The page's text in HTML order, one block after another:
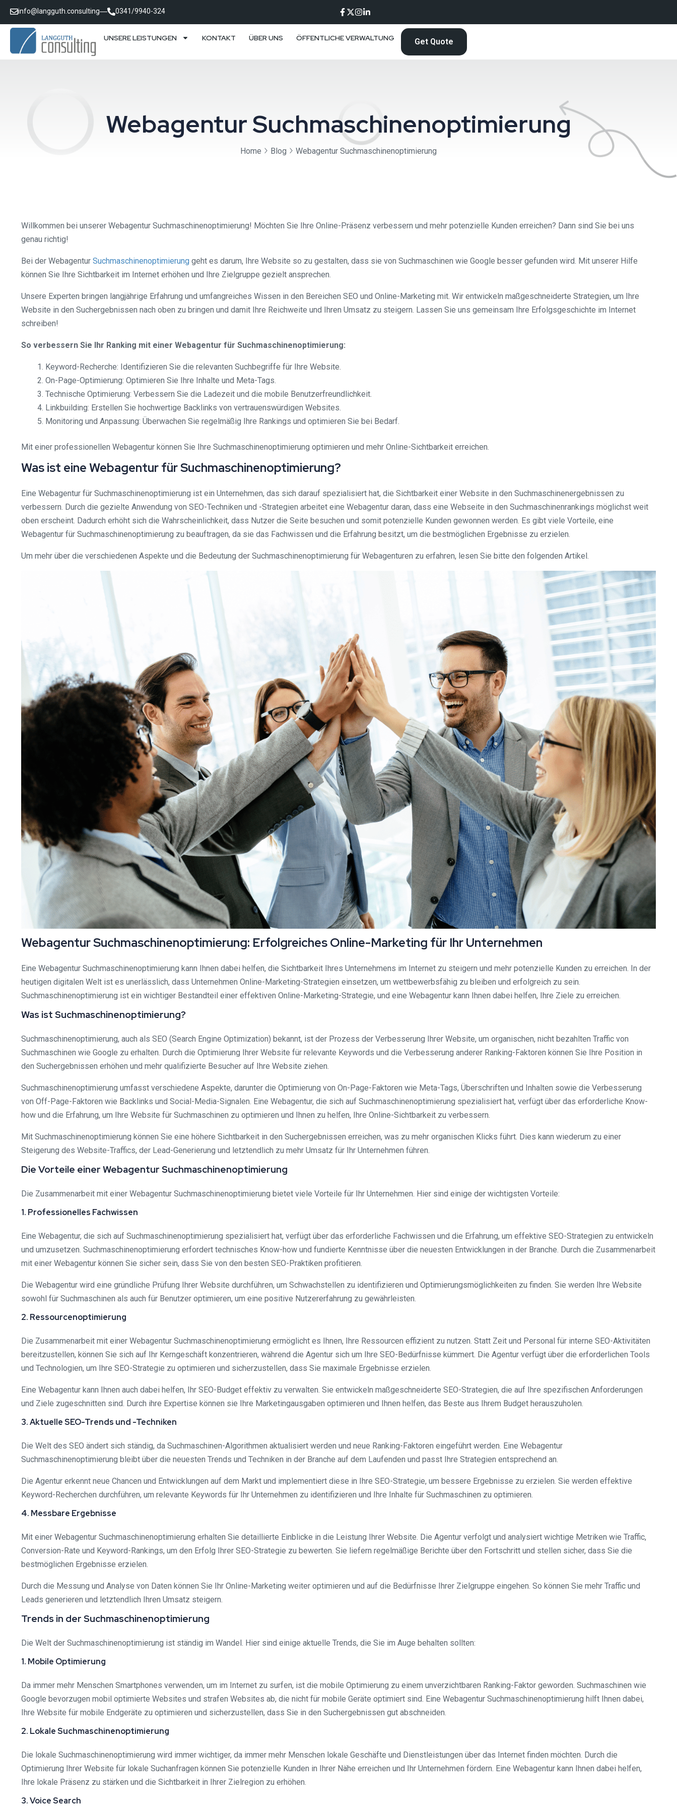
info@langguth.consulting 0341/9940-324
UNSERE LEISTUNGEN KONTAKT ÜBER UNS ÖFFENTLICHE VERWALTUNG Get Quote
Webagentur Suchmaschinenoptimierung
Home Blog Webagentur Suchmaschinenoptimierung
Willkommen bei unserer Webagentur Suchmaschinenoptimierung! Möchten Sie Ihre Online-Präsenz verbessern und mehr potenzielle Kunden erreichen? Dann sind Sie bei uns
genau richtig!
Bei der Webagentur Suchmaschinenoptimierung geht es darum, Ihre Website so zu gestalten, dass sie von Suchmaschinen wie Google besser gefunden wird. Mit unserer Hilfe
können Sie Ihre Sichtbarkeit im Internet erhöhen und Ihre Zielgruppe gezielt ansprechen.
Unsere Experten bringen langjährige Erfahrung und umfangreiches Wissen in den Bereichen SEO und Online-Marketing mit. Wir entwickeln maßgeschneiderte Strategien, um Ihre
Website in den Suchergebnissen nach oben zu bringen und damit Ihre Reichweite und Ihren Umsatz zu steigern. Lassen Sie uns gemeinsam Ihre Erfolgsgeschichte im Internet
schreiben!
So verbessern Sie Ihr Ranking mit einer Webagentur für Suchmaschinenoptimierung:
Keyword-Recherche: Identifizieren Sie die relevanten Suchbegriffe für Ihre Website.
On-Page-Optimierung: Optimieren Sie Ihre Inhalte und Meta-Tags.
Technische Optimierung: Verbessern Sie die Ladezeit und die mobile Benutzerfreundlichkeit.
Linkbuilding: Erstellen Sie hochwertige Backlinks von vertrauenswürdigen Websites.
Monitoring und Anpassung: Überwachen Sie regelmäßig Ihre Rankings und optimieren Sie bei Bedarf.
Mit einer professionellen Webagentur können Sie Ihre Suchmaschinenoptimierung optimieren und mehr Online-Sichtbarkeit erreichen.
Was ist eine Webagentur für Suchmaschinenoptimierung?
Eine Webagentur für Suchmaschinenoptimierung ist ein Unternehmen, das sich darauf spezialisiert hat, die Sichtbarkeit einer Website in den Suchmaschinenergebnissen zu
verbessern. Durch die gezielte Anwendung von SEO-Techniken und -Strategien arbeitet eine Webagentur daran, dass eine Webseite in den Suchmaschinenrankings möglichst weit
oben erscheint. Dadurch erhöht sich die Wahrscheinlichkeit, dass Nutzer die Seite besuchen und somit potenzielle Kunden gewonnen werden. Es gibt viele Vorteile, eine
Webagentur für Suchmaschinenoptimierung zu beauftragen, da sie das Fachwissen und die Erfahrung besitzt, um die bestmöglichen Ergebnisse zu erzielen.
Um mehr über die verschiedenen Aspekte und die Bedeutung der Suchmaschinenoptimierung für Webagenturen zu erfahren, lesen Sie bitte den folgenden Artikel.
Webagentur Suchmaschinenoptimierung: Erfolgreiches Online-Marketing für Ihr Unternehmen
Eine Webagentur Suchmaschinenoptimierung kann Ihnen dabei helfen, die Sichtbarkeit Ihres Unternehmens im Internet zu steigern und mehr potenzielle Kunden zu erreichen. In der
heutigen digitalen Welt ist es unerlässlich, dass Unternehmen Online-Marketing-Strategien einsetzen, um wettbewerbsfähig zu bleiben und erfolgreich zu sein.
Suchmaschinenoptimierung ist ein wichtiger Bestandteil einer effektiven Online-Marketing-Strategie, und eine Webagentur kann Ihnen dabei helfen, Ihre Ziele zu erreichen.
Was ist Suchmaschinenoptimierung?
Suchmaschinenoptimierung, auch als SEO (Search Engine Optimization) bekannt, ist der Prozess der Verbesserung Ihrer Website, um organischen, nicht bezahlten Traffic von
Suchmaschinen wie Google zu erhalten. Durch die Optimierung Ihrer Website für relevante Keywords und die Verbesserung anderer Ranking-Faktoren können Sie Ihre Position in
den Suchergebnissen erhöhen und mehr qualifizierte Besucher auf Ihre Website ziehen.
Suchmaschinenoptimierung umfasst verschiedene Aspekte, darunter die Optimierung von On-Page-Faktoren wie Meta-Tags, Überschriften und Inhalten sowie die Verbesserung
von Off-Page-Faktoren wie Backlinks und Social-Media-Signalen. Eine Webagentur, die sich auf Suchmaschinenoptimierung spezialisiert hat, verfügt über das erforderliche Know-
how und die Erfahrung, um Ihre Website für Suchmaschinen zu optimieren und Ihnen zu helfen, Ihre Online-Sichtbarkeit zu verbessern.
Mit Suchmaschinenoptimierung können Sie eine höhere Sichtbarkeit in den Suchergebnissen erreichen, was zu mehr organischen Klicks führt. Dies kann wiederum zu einer
Steigerung des Website-Traffics, der Lead-Generierung und letztendlich zu mehr Umsatz für Ihr Unternehmen führen.
Die Vorteile einer Webagentur Suchmaschinenoptimierung
Die Zusammenarbeit mit einer Webagentur Suchmaschinenoptimierung bietet viele Vorteile für Ihr Unternehmen. Hier sind einige der wichtigsten Vorteile:
1. Professionelles Fachwissen
Eine Webagentur, die sich auf Suchmaschinenoptimierung spezialisiert hat, verfügt über das erforderliche Fachwissen und die Erfahrung, um effektive SEO-Strategien zu entwickeln
und umzusetzen. Suchmaschinenoptimierung erfordert technisches Know-how und fundierte Kenntnisse über die neuesten Entwicklungen in der Branche. Durch die Zusammenarbeit
mit einer Webagentur können Sie sicher sein, dass Sie von den besten SEO-Praktiken profitieren.
Die Webagentur wird eine gründliche Prüfung Ihrer Website durchführen, um Schwachstellen zu identifizieren und Optimierungsmöglichkeiten zu finden. Sie werden Ihre Website
sowohl für Suchmaschinen als auch für Benutzer optimieren, um eine positive Nutzererfahrung zu gewährleisten.
2. Ressourcenoptimierung
Die Zusammenarbeit mit einer Webagentur Suchmaschinenoptimierung ermöglicht es Ihnen, Ihre Ressourcen effizient zu nutzen. Statt Zeit und Personal für interne SEO-Aktivitäten
bereitzustellen, können Sie sich auf Ihr Kerngeschäft konzentrieren, während die Agentur sich um Ihre SEO-Bedürfnisse kümmert. Die Agentur verfügt über die erforderlichen Tools
und Technologien, um Ihre SEO-Strategie zu optimieren und sicherzustellen, dass Sie maximale Ergebnisse erzielen.
Eine Webagentur kann Ihnen auch dabei helfen, Ihr SEO-Budget effektiv zu verwalten. Sie entwickeln maßgeschneiderte SEO-Strategien, die auf Ihre spezifischen Anforderungen
und Ziele zugeschnitten sind. Durch ihre Expertise können sie Ihre Marketingausgaben optimieren und Ihnen helfen, das Beste aus Ihrem Budget herauszuholen.
3. Aktuelle SEO-Trends und -Techniken
Die Welt des SEO ändert sich ständig, da Suchmaschinen-Algorithmen aktualisiert werden und neue Ranking-Faktoren eingeführt werden. Eine Webagentur
Suchmaschinenoptimierung bleibt über die neuesten Trends und Techniken in der Branche auf dem Laufenden und passt Ihre Strategien entsprechend an.
Die Agentur erkennt neue Chancen und Entwicklungen auf dem Markt und implementiert diese in Ihre SEO-Strategie, um bessere Ergebnisse zu erzielen. Sie werden effektive
Keyword-Recherchen durchführen, um relevante Keywords für Ihr Unternehmen zu identifizieren und Ihre Inhalte für Suchmaschinen zu optimieren.
4. Messbare Ergebnisse
Mit einer Webagentur Suchmaschinenoptimierung erhalten Sie detaillierte Einblicke in die Leistung Ihrer Website. Die Agentur verfolgt und analysiert wichtige Metriken wie Traffic,
Conversion-Rate und Keyword-Rankings, um den Erfolg Ihrer SEO-Strategie zu bewerten. Sie liefern regelmäßige Berichte über den Fortschritt und stellen sicher, dass Sie die
bestmöglichen Ergebnisse erzielen.
Durch die Messung und Analyse von Daten können Sie Ihr Online-Marketing weiter optimieren und auf die Bedürfnisse Ihrer Zielgruppe eingehen. So können Sie mehr Traffic und
Leads generieren und letztendlich Ihren Umsatz steigern.
Trends in der Suchmaschinenoptimierung
Die Welt der Suchmaschinenoptimierung ist ständig im Wandel. Hier sind einige aktuelle Trends, die Sie im Auge behalten sollten:
1. Mobile Optimierung
Da immer mehr Menschen Smartphones verwenden, um im Internet zu surfen, ist die mobile Optimierung zu einem unverzichtbaren Ranking-Faktor geworden. Suchmaschinen wie
Google bevorzugen mobil optimierte Websites und strafen Websites ab, die nicht für mobile Geräte optimiert sind. Eine Webagentur Suchmaschinenoptimierung hilft Ihnen dabei,
Ihre Website für mobile Endgeräte zu optimieren und sicherzustellen, dass Sie in den Suchergebnissen gut abschneiden.
2. Lokale Suchmaschinenoptimierung
Die lokale Suchmaschinenoptimierung wird immer wichtiger, da immer mehr Menschen lokale Geschäfte und Dienstleistungen über das Internet finden möchten. Durch die
Optimierung Ihrer Website für lokale Suchanfragen können Sie potenzielle Kunden in Ihrer Nähe erreichen und Ihr Unternehmen fördern. Eine Webagentur kann Ihnen dabei helfen,
Ihre lokale Präsenz zu stärken und die Sichtbarkeit in Ihrer Zielregion zu erhöhen.
3. Voice Search